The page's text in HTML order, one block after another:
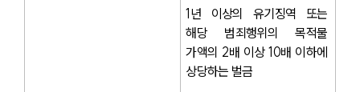
1년 이상의 유기징역 또는
해당 범죄행위의 목적물
가액의 2배 이상 10배 이하에
상당하는 벌금